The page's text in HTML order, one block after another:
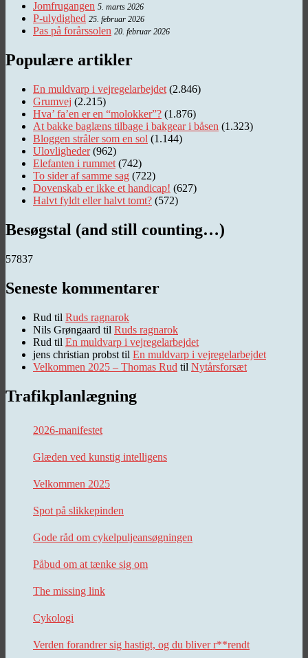
Jomfrugangen 5. marts 2026
P-ulydighed 25. februar 2026
Pas på forårssolen 20. februar 2026
Populære artikler
En muldvarp i vejregelarbejdet (2.846)
Grumvej (2.215)
Hva’ fa’en er en “molokker”? (1.876)
At bakke baglæns tilbage i bakgear i båsen (1.323)
Bloggen stråler som en sol (1.144)
Ulovligheder (962)
Elefanten i rummet (742)
To sider af samme sag (722)
Dovenskab er ikke et handicap! (627)
Halvt fyldt eller halvt tomt? (572)
Besøgstal (and still counting…)
57837
Seneste kommentarer
Rud til Ruds ragnarok
Nils Grøngaard til Ruds ragnarok
Rud til En muldvarp i vejregelarbejdet
jens christian probst til En muldvarp i vejregelarbejdet
Velkommen 2025 – Thomas Rud til Nytårsforsæt
Trafikplanlægning
2026-manifestet
Glæden ved kunstig intelligens
Velkommen 2025
Spot på slikkepinden
Gode råd om cykelpuljeansøgningen
Påbud om at tænke sig om
The missing link
Cykologi
Verden forandrer sig hastigt, og du bliver r**rendt